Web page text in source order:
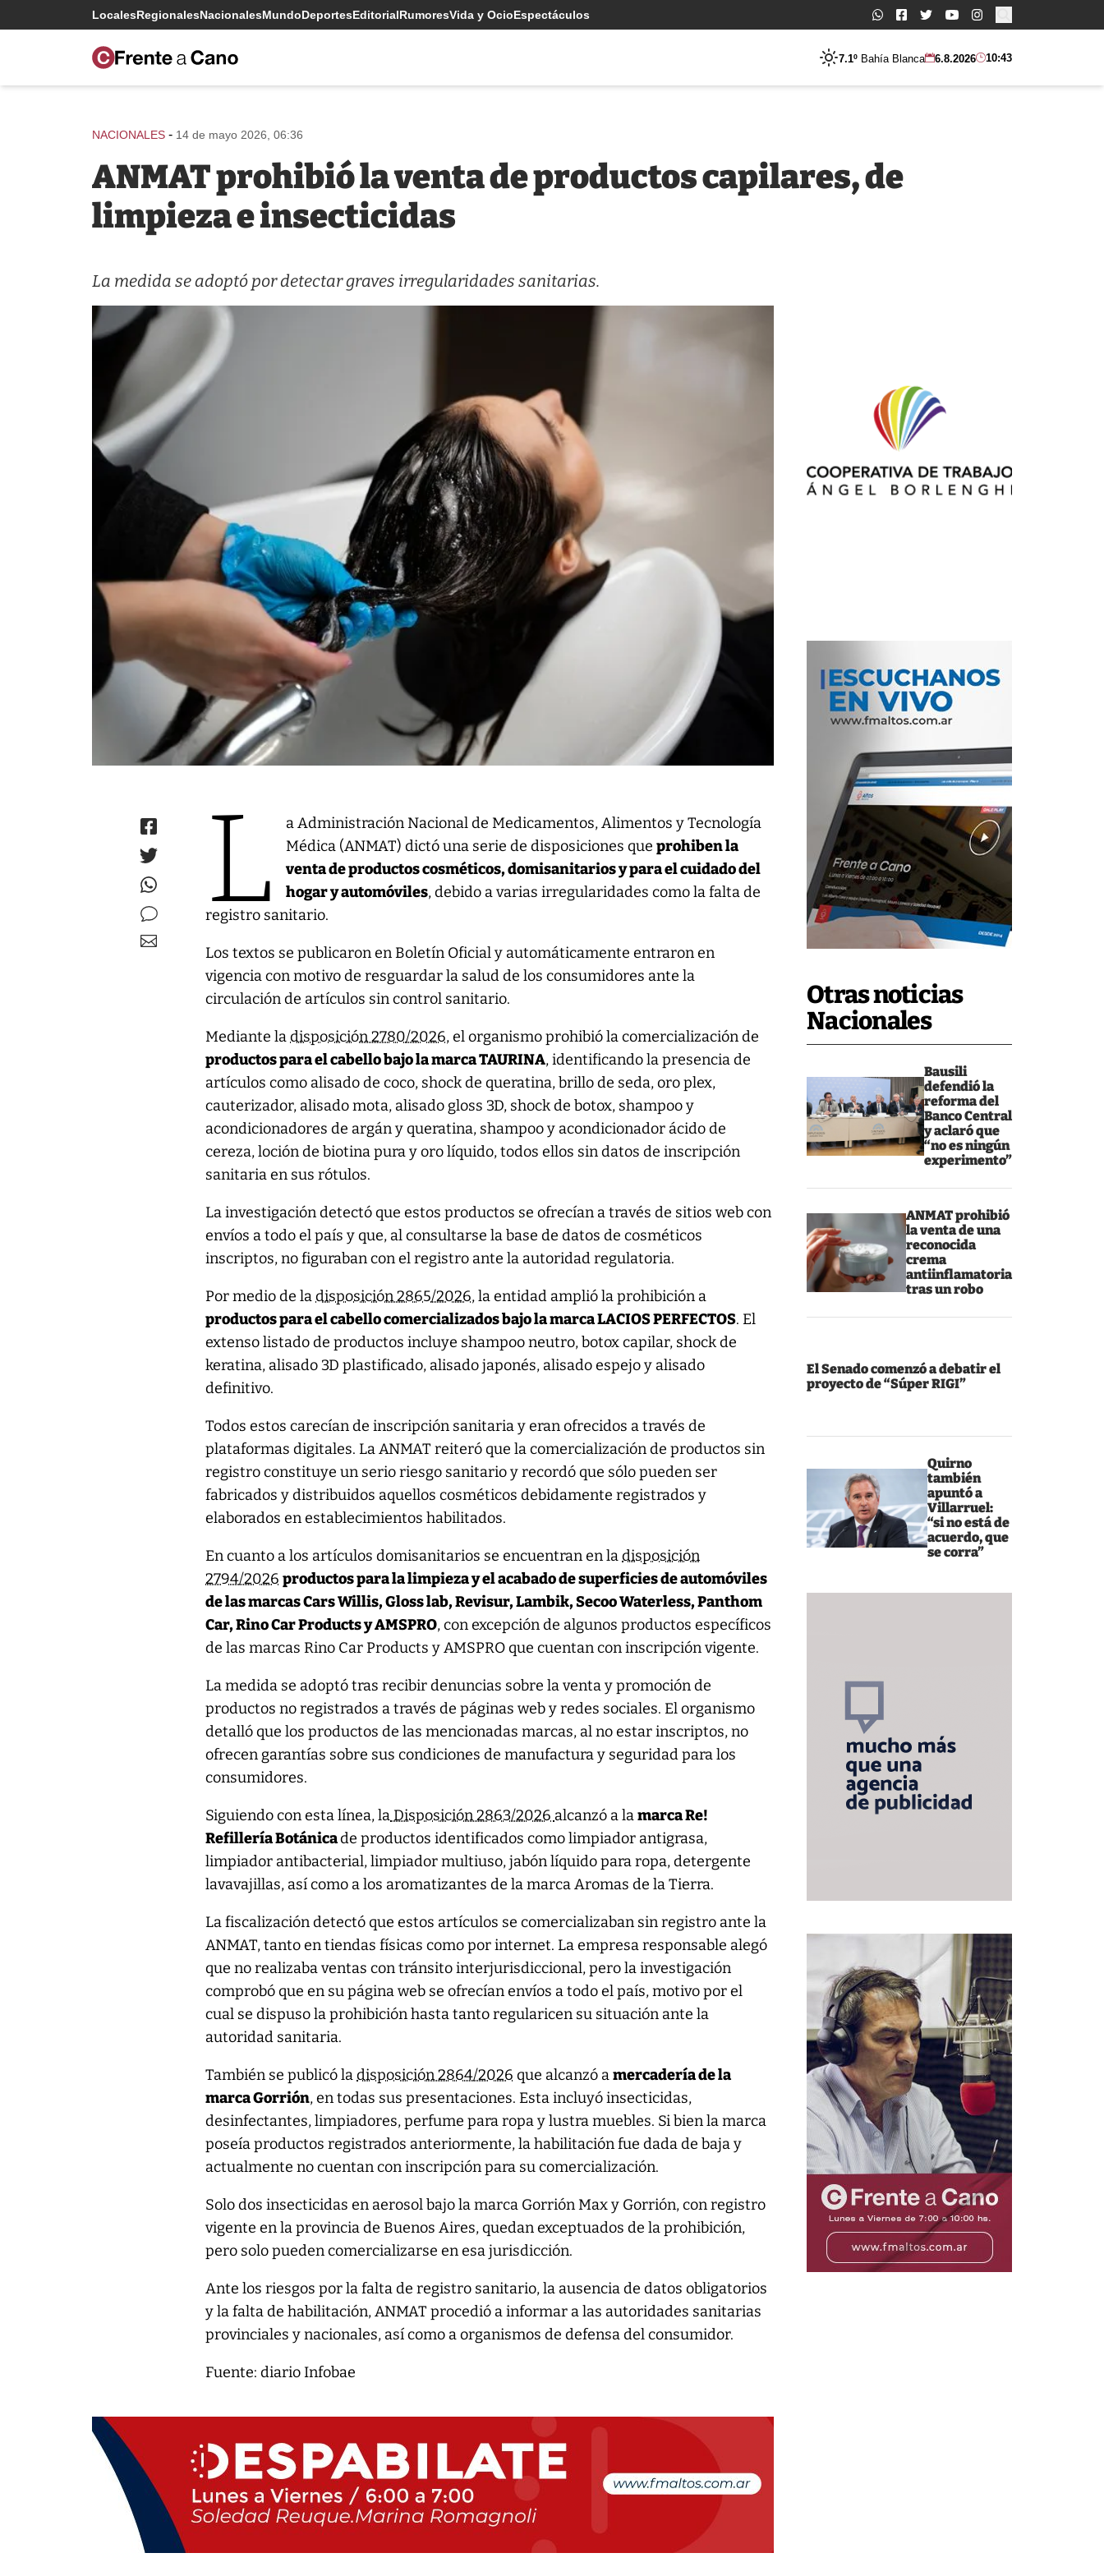
LocalesRegionalesNacionalesMundoDeportesEditorialRumoresVida y OcioEspectáculos Buscar:
7.1º Bahía Blanca 6.8.2026 10:43
Otras noticias
Nacionales
Bausili
defendió la
reforma del
Banco Central
y aclaró que
“no es ningún
experimento”
ANMAT prohibió
la venta de una
reconocida
crema
antiinflamatoria
tras un robo
El Senado comenzó a debatir el
proyecto de “Súper RIGI”
Quirno
también
apuntó a
Villarruel:
“si no está de
acuerdo, que
se corra”
NACIONALES - 14 de mayo 2026, 06:36
ANMAT prohibió la venta de productos capilares, de
limpieza e insecticidas
La medida se adoptó por detectar graves irregularidades sanitarias.
L
a Administración Nacional de Medicamentos, Alimentos y Tecnología
Médica (ANMAT) dictó una serie de disposiciones queprohiben la
venta de productos cosméticos, domisanitarios y para el cuidado del
hogar y automóviles, debido a varias irregularidades como la falta de
registro sanitario.
Los textos se publicaron en Boletín Oficial y automáticamente entraron en
vigencia con motivo de resguardar la salud de los consumidores ante la
circulación de artículos sin control sanitario.
Mediante ladisposición 2780/2026, el organismo prohibió la comercialización de
productos para el cabello bajo la marca TAURINA, identificando la presencia de
artículos como alisado de coco, shock de queratina, brillo de seda, oro plex,
cauterizador, alisado mota, alisado gloss 3D, shock de botox, shampoo y
acondicionadores de argán y queratina, shampoo y acondicionador ácido de
cereza, loción de biotina pura y oro líquido, todos ellos sin datos de inscripción
sanitaria en sus rótulos.
La investigación detectó que estos productos se ofrecían a través de sitios web con
envíos a todo el país y que, al consultarse la base de datos de cosméticos
inscriptos, no figuraban con el registro ante la autoridad regulatoria.
Por medio de ladisposición 2865/2026, la entidad amplió la prohibición a
productos para el cabello comercializados bajo la marca LACIOS PERFECTOS. El
extenso listado de productos incluye shampoo neutro, botox capilar, shock de
keratina, alisado 3D plastificado, alisado japonés, alisado espejo y alisado
definitivo.
Todos estos carecían de inscripción sanitaria y eran ofrecidos a través de
plataformas digitales. La ANMAT reiteró que la comercialización de productos sin
registro constituye un serio riesgo sanitario y recordó que sólo pueden ser
fabricados y distribuidos aquellos cosméticos debidamente registrados y
elaborados en establecimientos habilitados.
En cuanto a los artículos domisanitarios se encuentran en ladisposición
2794/2026 productos para la limpieza y el acabado de superficies de automóviles
de las marcas Cars Willis, Gloss lab, Revisur, Lambik, Secoo Waterless, Panthom
Car, Rino Car Products y AMSPRO, con excepción de algunos productos específicos
de las marcas Rino Car Products y AMSPRO que cuentan con inscripción vigente.
La medida se adoptó tras recibir denuncias sobre la venta y promoción de
productos no registrados a través de páginas web y redes sociales. El organismo
detalló que los productos de las mencionadas marcas, al no estar inscriptos, no
ofrecen garantías sobre sus condiciones de manufactura y seguridad para los
consumidores.
Siguiendo con esta línea, laDisposición 2863/2026 alcanzó a lamarca Re!
Refillería Botánicade productos identificados como limpiador antigrasa,
limpiador antibacterial, limpiador multiuso, jabón líquido para ropa, detergente
lavavajillas, así como a los aromatizantes de la marca Aromas de la Tierra.
La fiscalización detectó que estos artículos se comercializaban sin registro ante la
ANMAT, tanto en tiendas físicas como por internet. La empresa responsable alegó
que no realizaba ventas con tránsito interjurisdiccional, pero la investigación
comprobó que en su página web se ofrecían envíos a todo el país, motivo por el
cual se dispuso la prohibición hasta tanto regularicen su situación ante la
autoridad sanitaria.
También se publicó ladisposición 2864/2026 que alcanzó amercadería de la
marca Gorrión, en todas sus presentaciones. Esta incluyó insecticidas,
desinfectantes, limpiadores, perfume para ropa y lustra muebles. Si bien la marca
poseía productos registrados anteriormente, la habilitación fue dada de baja y
actualmente no cuentan con inscripción para su comercialización.
Solo dos insecticidas en aerosol bajo la marca Gorrión Max y Gorrión, con registro
vigente en la provincia de Buenos Aires, quedan exceptuados de la prohibición,
pero solo pueden comercializarse en esa jurisdicción.
Ante los riesgos por la falta de registro sanitario, la ausencia de datos obligatorios
y la falta de habilitación, ANMAT procedió a informar a las autoridades sanitarias
provinciales y nacionales, así como a organismos de defensa del consumidor.
Fuente: diario Infobae